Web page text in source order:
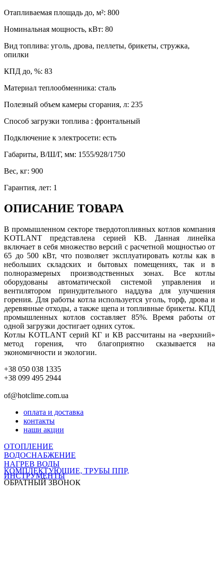
Отапливаемая площадь до, м²: 800
Номинальная мощность, кВт: 80
Вид топлива: уголь, дрова, пеллеты, брикеты, стружка,
опилки
КПД до, %: 83
Материал теплообменника: сталь
Полезный объем камеры сгорания, л: 235
Способ загрузки топлива : фронтальный
Подключение к электросети: есть
Габариты, В/Ш/Г, мм: 1555/928/1750
Вес, кг: 900
Гарантия, лет: 1
ОПИСАНИЕ ТОВАРА
В промышленном секторе твердотопливных котлов компания
KOTLANT представлена серией КВ. Данная линейка
включает в себя множество версий с расчетной мощностью от
65 до 500 кВт, что позволяет эксплуатировать котлы как в
небольших складских и бытовых помещениях, так и в
полноразмерных производственных зонах. Все котлы
оборудованы автоматической системой управления и
вентилятором принудительного наддува для улучшения
горения. Для работы котла используется уголь, торф, дрова и
деревянные отходы, а также щепа и топливные брикеты. КПД
промышленных котлов составляет 85%. Время работы от
одной загрузки достигает одних суток.
Котлы KOTLANT серий КГ и КВ рассчитаны на «верхний»
метод горения, что благоприятно сказывается на
экономичности и экологии.
+38 050 038 1335
+38 099 495 2944
of@hotclime.com.ua
оплата и доставка
контакты
наши акции
ОТОПЛЕНИЕ
ВОДОСНАБЖЕНИЕ
НАГРЕВ ВОДЫ
КОМПЛЕКТУЮЩИЕ, ТРУБЫ ППР,
ИНСТРУМЕНТЫ
ОБРАТНЫЙ ЗВОНОК